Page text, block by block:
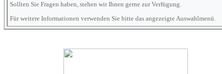
Sollten Sie Fragen haben, stehen wir Ihnen gerne zur Verfügung.
Für weitere Informationen verwenden Sie bitte das angezeigte Auswahlmenü.